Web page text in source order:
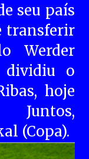
seu país
transferir
Werder
dividiu o
hoje
(Copa).